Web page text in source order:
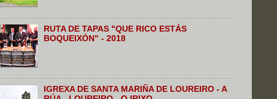
RUTA DE TAPAS "QUE RICO ESTÁS
BOQUEIXÓN" - 2018
IGREXA DE SANTA MARIÑA DE LOUREIRO - A